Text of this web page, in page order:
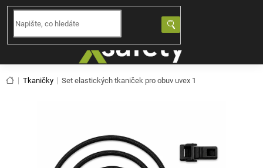
Přejít
obsah
Domů
Tkaničky Set elastických tkaniček pro obuv uvex 1